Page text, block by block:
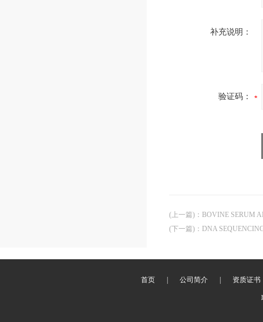
补充说明：
验证码：
(上一篇) ： BOVINE SERUM
(下一篇) ： DNA
首页 公司简介 资质证书